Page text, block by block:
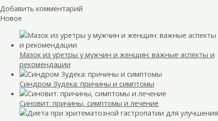
Добавить комментарий
Новое
Мазок из уретры у мужчин и женщин: важные аспекты и
рекомендации
Синдром Зудека: причины и симптомы
Синовит: причины, симптомы и лечение